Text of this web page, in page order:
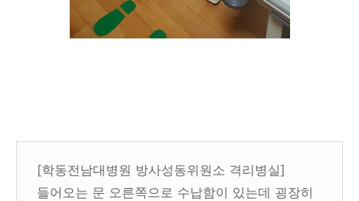
[학동전남대병원 방사성동위원소 격리병실]
들어오는 문 오른쪽으로 수납함이 있는데 굉장히